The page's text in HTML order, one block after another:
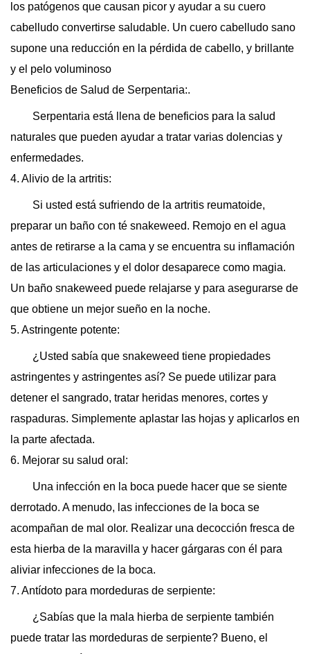
los patógenos que causan picor y ayudar a su cuero
cabelludo convertirse saludable. Un cuero cabelludo sano
supone una reducción en la pérdida de cabello, y brillante
y el pelo voluminoso
Beneficios de Salud de Serpentaria:.
Serpentaria está llena de beneficios para la salud
naturales que pueden ayudar a tratar varias dolencias y
enfermedades.
4. Alivio de la artritis:
Si usted está sufriendo de la artritis reumatoide,
preparar un baño con té snakeweed. Remojo en el agua
antes de retirarse a la cama y se encuentra su inflamación
de las articulaciones y el dolor desaparece como magia.
Un baño snakeweed puede relajarse y para asegurarse de
que obtiene un mejor sueño en la noche.
5. Astringente potente:
¿Usted sabía que snakeweed tiene propiedades
astringentes y astringentes así? Se puede utilizar para
detener el sangrado, tratar heridas menores, cortes y
raspaduras. Simplemente aplastar las hojas y aplicarlos en
la parte afectada.
6. Mejorar su salud oral:
Una infección en la boca puede hacer que se siente
derrotado. A menudo, las infecciones de la boca se
acompañan de mal olor. Realizar una decocción fresca de
esta hierba de la maravilla y hacer gárgaras con él para
aliviar infecciones de la boca.
7. Antídoto para mordeduras de serpiente:
¿Sabías que la mala hierba de serpiente también
puede tratar las mordeduras de serpiente? Bueno, el